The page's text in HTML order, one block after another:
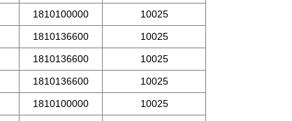
1810100000
10025
1810136600
10025
1810136600
10025
1810136600
10025
1810100000
10025